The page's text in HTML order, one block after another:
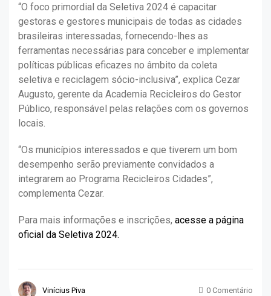
“O foco primordial da Seletiva 2024 é capacitar
gestoras e gestores municipais de todas as cidades
brasileiras interessadas, fornecendo-lhes as
ferramentas necessárias para conceber e implementar
políticas públicas eficazes no âmbito da coleta
seletiva e reciclagem sócio-inclusiva”, explica Cezar
Augusto, gerente da Academia Recicleiros do Gestor
Público, responsável pelas relações com os governos
locais.
“Os municípios interessados e que tiverem um bom
desempenho serão previamente convidados a
integrarem ao Programa Recicleiros Cidades”,
complementa Cezar.
Para mais informações e inscrições, acesse a página
oficial da Seletiva 2024.
Vinícius Piva 0 Comentário